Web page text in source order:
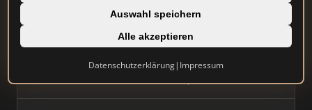
Auswahl speichern
Alle akzeptieren
Datenschutzerklärung| Impressum
immobilienscout24.de
AVIV Germany GmbH